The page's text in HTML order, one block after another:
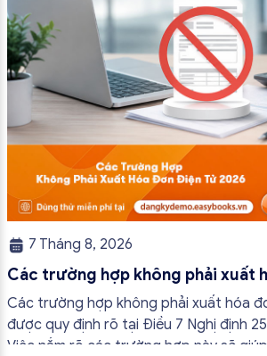
7 Tháng 8, 2026
Các trường hợp không phải xuất
2026
Các trường hợp không phải xuất hóa
được quy định rõ tại Điều 7 Nghị định
Việc nắm rõ các trường hợp này sẽ